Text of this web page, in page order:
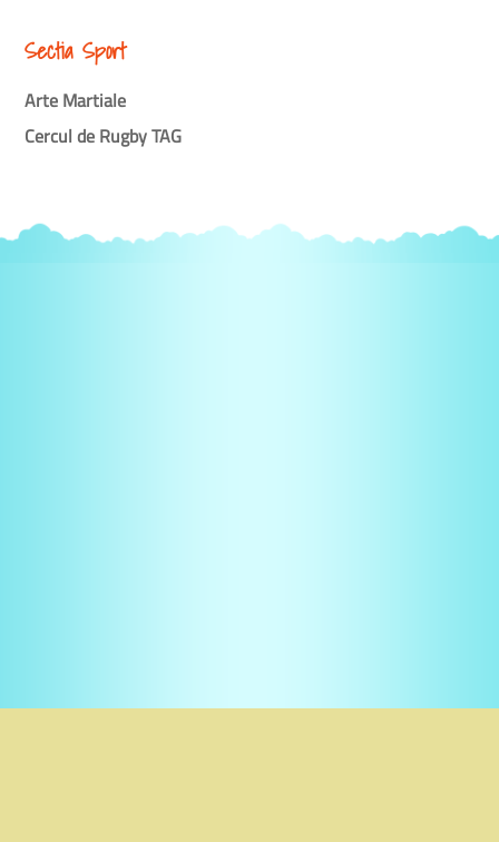
Sectia Sport
Arte Martiale
Cercul de Rugby TAG